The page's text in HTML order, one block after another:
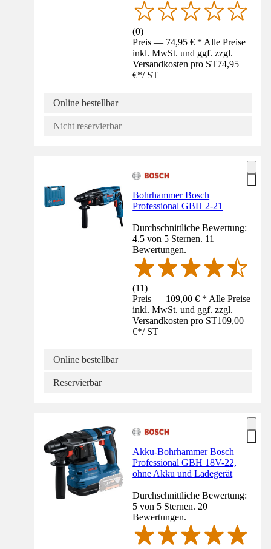
(0)
Preis — 74,95 € * Alle Preise
inkl. MwSt. und ggf. zzgl.
Versandkosten pro ST74,95
€*/ ST
Online bestellbar
Nicht reservierbar
Bohrhammer Bosch
Professional GBH 2-21
Durchschnittliche Bewertung:
4.5 von 5 Sternen. 11
Bewertungen.
(11)
Preis — 109,00 € * Alle Preise
inkl. MwSt. und ggf. zzgl.
Versandkosten pro ST109,00
€*/ ST
Online bestellbar
Reservierbar
Akku-Bohrhammer Bosch
Professional GBH 18V-22,
ohne Akku und Ladegerät
Durchschnittliche Bewertung:
5 von 5 Sternen. 20
Bewertungen.